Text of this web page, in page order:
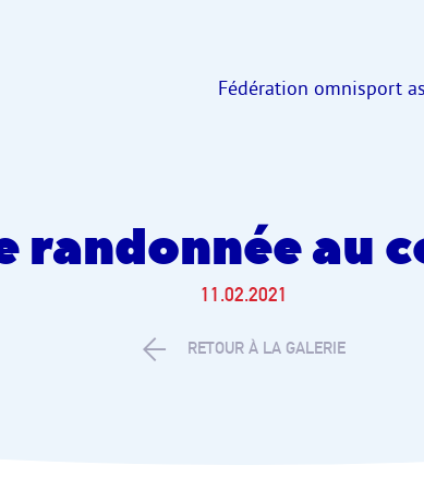
Fédération omnisport
randonnée au
11.02.2021
RETOUR À LA GALERIE